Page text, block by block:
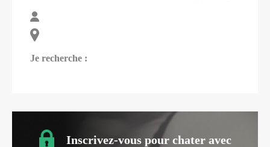
Je recherche :
Inscrivez-vous pour chater avec